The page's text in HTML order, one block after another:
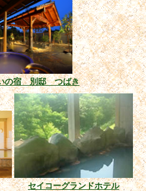
の宿 別邸 つばき
セイコーグランドホテル